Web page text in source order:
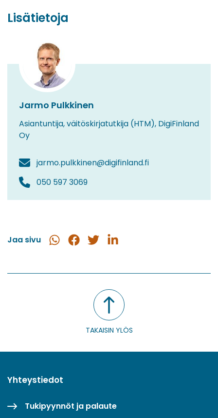
Lisätietoja
Jarmo Pulkkinen
Asiantuntija, väitöskirjatutkija (HTM), DigiFinland
Oy
jarmo.pulkkinen@digifinland.fi
050 597 3069
Jaa sivu
Jaa
Jaa
Jaa
Jaa
TAKAISIN YLÖS
Yhteystiedot
Tukipyynnöt ja palaute